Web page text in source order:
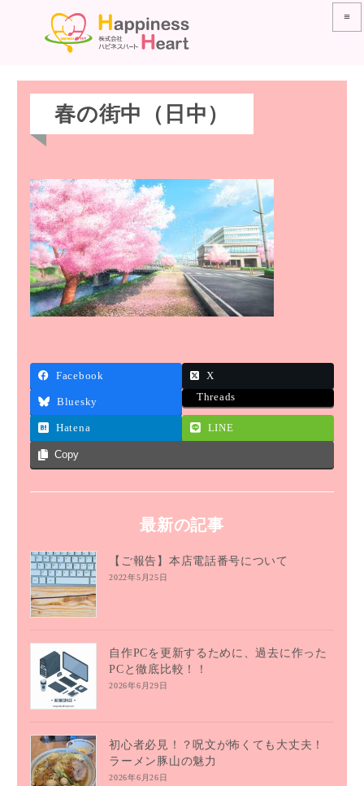
≡
春の街中（日中）
Facebook X
Bluesky Threads
Hatena LINE
Copy
最新の記事
【ご報告】本店電話番号について
2022年5月25日
自作PCを更新するために、過去に作った
PCと徹底比較！！
2026年6月29日
初心者必見！？呪文が怖くても大丈夫！
ラーメン豚山の魅力
2026年6月26日